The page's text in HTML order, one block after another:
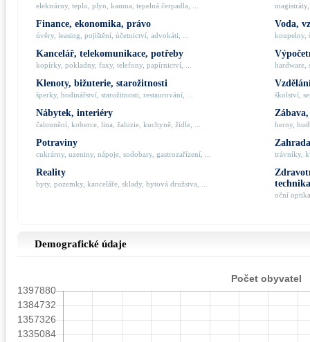
elektrárny, teplo, plyn, kamna, tepelná čerpadla, ...
Finance, ekonomika, právo
úvěry, leasing, pojištění, účetnictví, advokáti, ...
Kancelář, telekomunikace, potřeby
kopírky, pokladny, faxy, telefony, papírnictví, ...
Klenoty, bižuterie, starožitnosti
šperky, hodinářství, starožitnosti, restaurování, ...
Nábytek, interiéry
čalounění, koberce, lina, žaluzie, kuchyně, židle, ...
Potraviny
cukrárny, uzeniny, nápoje, sodobary, gastrozařízení, ...
Reality
byty, pozemky, kanceláře, sklady, bytová družstva, ...
Voda,
koupelny,
hardware,
školství,
herny,
trávníky,
technika
oční
Demografické údaje